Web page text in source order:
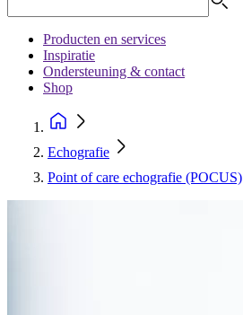
Producten en services
Inspiratie
Ondersteuning & contact
Shop
Echografie
Point of care echografie (POCUS)